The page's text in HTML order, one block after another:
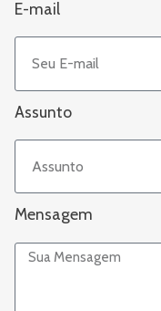
E-mail
Assunto
Mensagem